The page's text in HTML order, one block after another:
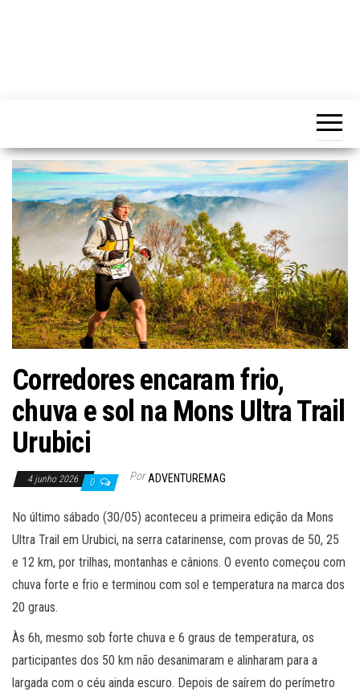
Corredores encaram frio,
chuva e sol na Mons Ultra Trail
Urubici
4 junho 2026 0 Por ADVENTUREMAG
No último sábado (30/05) aconteceu a primeira edição da Mons
Ultra Trail em Urubici, na serra catarinense, com provas de 50, 25
e 12 km, por trilhas, montanhas e cânions. O evento começou com
chuva forte e frio e terminou com sol e temperatura na marca dos
20 graus.
Às 6h, mesmo sob forte chuva e 6 graus de temperatura, os
participantes dos 50 km não desanimaram e alinharam para a
largada com o céu ainda escuro. Depois de saírem do perímetro